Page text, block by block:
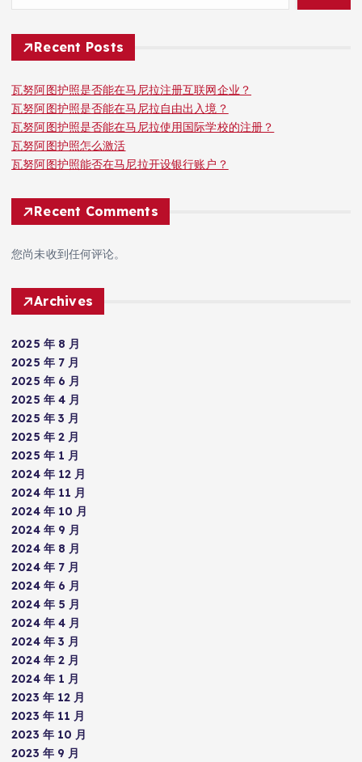
Recent Posts
瓦努阿图护照是否能在马尼拉注册互联网企业？
瓦努阿图护照是否能在马尼拉自由出入境？
瓦努阿图护照是否能在马尼拉使用国际学校的注册？
瓦努阿图护照怎么激活
瓦努阿图护照能否在马尼拉开设银行账户？
Recent Comments
您尚未收到任何评论。
Archives
2025 年 8 月
2025 年 7 月
2025 年 6 月
2025 年 4 月
2025 年 3 月
2025 年 2 月
2025 年 1 月
2024 年 12 月
2024 年 11 月
2024 年 10 月
2024 年 9 月
2024 年 8 月
2024 年 7 月
2024 年 6 月
2024 年 5 月
2024 年 4 月
2024 年 3 月
2024 年 2 月
2024 年 1 月
2023 年 12 月
2023 年 11 月
2023 年 10 月
2023 年 9 月